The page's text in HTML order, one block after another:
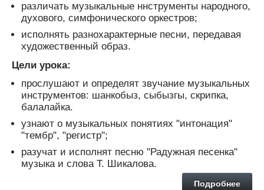
различать музыкальные ннструменты народного,
духового, симфонического оркестров;
исполнять разнохарактерные песни, передавая
художественный образ.
Цели урока:
прослушают и определят звучание музыкальных
инструментов: шанкобыз, сыбызгы, скрипка,
балалайка.
узнают о музыкальных понятиях "интонация"
"тембр", "регистр";
разучат и исполнят песню "Радужная песенка"
музыка и слова Т. Шикалова.
Подробнее